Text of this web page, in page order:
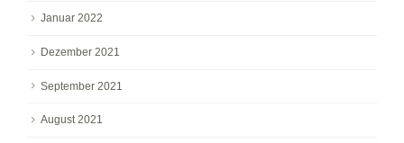
Januar 2022
Dezember 2021
September 2021
August 2021